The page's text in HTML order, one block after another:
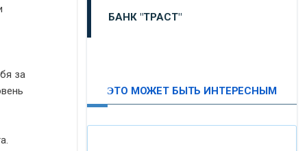
за
БАНК "ТРАСТ"
ЭТО МОЖЕТ БЫТЬ ИНТЕРЕСНЫМ